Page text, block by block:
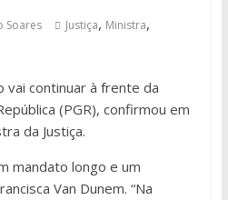
Soares Justiça, Ministra,
vai continuar à frente da
(PGR), confirmou em
da Justiça.
mandato longo e um
Van Dunem. “Na